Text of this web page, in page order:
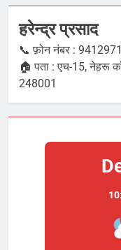
हरेन्द्र प्रसाद
📞 फ़ोन नंबर :
🏠 पता : एच-15, नेहरू
248001